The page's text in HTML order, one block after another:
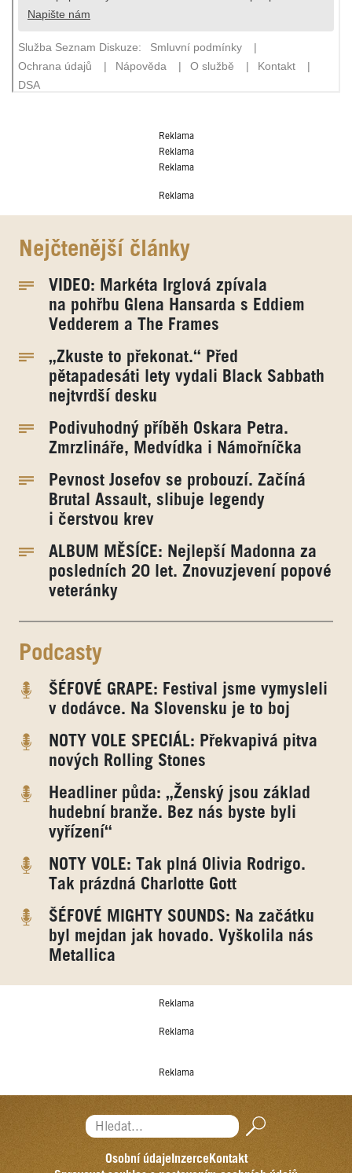
Reklama
Reklama
Reklama
Reklama
Nejčtenější články
VIDEO: Markéta Irglová zpívala
na pohřbu Glena Hansarda s Eddiem
Vedderem a The Frames
„Zkuste to překonat.“ Před
pětapadesáti lety vydali Black Sabbath
nejtvrdší desku
Podivuhodný příběh Oskara Petra.
Zmrzlináře, Medvídka i Námořníčka
Pevnost Josefov se probouzí. Začíná
Brutal Assault, slibuje legendy
i čerstvou krev
ALBUM MĚSÍCE: Nejlepší Madonna za
posledních 20 let. Znovuzjevení popové
veteránky
Podcasty
ŠÉFOVÉ GRAPE: Festival jsme vymysleli
v dodávce. Na Slovensku je to boj
NOTY VOLE SPECIÁL: Překvapivá pitva
nových Rolling Stones
Headliner půda: „Ženský jsou základ
hudební branže. Bez nás byste byli
vyřízení“
NOTY VOLE: Tak plná Olivia Rodrigo.
Tak prázdná Charlotte Gott
ŠÉFOVÉ MIGHTY SOUNDS: Na začátku
byl mejdan jak hovado. Vyškolila nás
Metallica
Reklama
Reklama
Reklama
Hledat...
Osobní údajeInzerceKontakt